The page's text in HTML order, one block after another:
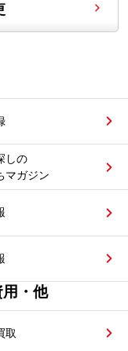
しの
マガジン
・他
取